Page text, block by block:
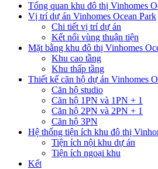
Tổng quan khu đô thị Vinhomes
Vị trí dự án Vinhomes Ocean Park
Chi tiết vị trí dự án
Kết nối vùng thuận tiện
Mặt bằng khu đô thị Vinhomes
Khu cao tầng
Khu thấp tầng
Thiết kế căn hộ dự án Vinhomes
Căn hộ studio
Căn hộ 1PN và 1PN + 1
Căn hộ 2PN và 2PN + 1
Căn hộ 3PN
Hệ thống tiện ích khu đô thị
Tiện ích nội khu dự án
Tiện ích ngoại khu
Kết